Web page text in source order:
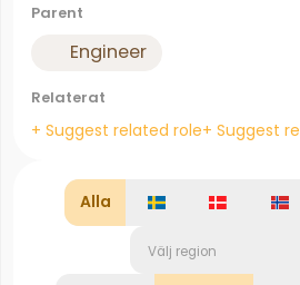
Parent
Engineer
Relaterat
+ Suggest related role+ Suggest
Alla
Välj region